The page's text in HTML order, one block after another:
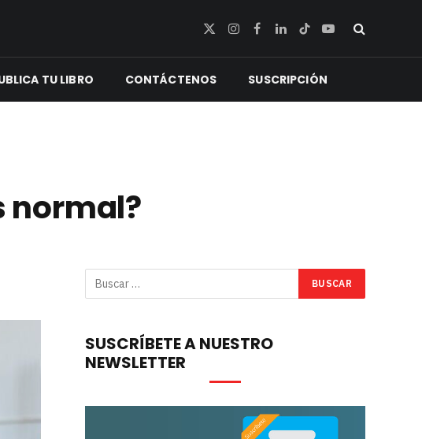
X
Instagram
Facebook
LinkedInTikTokYouTube
TU LIBRO CONTÁCTENOS SUSCRIPCIÓN
normal?
SUSCRÍBETE A NUESTRO
NEWSLETTER